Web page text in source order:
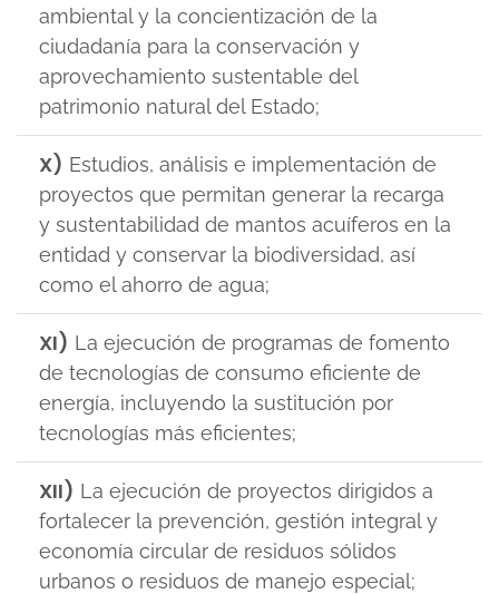
ambiental y la concientización de la
ciudadanía para la conservación y
aprovechamiento sustentable del
patrimonio natural del Estado;
X) Estudios, análisis e implementación de
proyectos que permitan generar la recarga
y sustentabilidad de mantos acuíferos en la
entidad y conservar la biodiversidad, así
como el ahorro de agua;
XI) La ejecución de programas de fomento
de tecnologías de consumo eficiente de
energía, incluyendo la sustitución por
tecnologías más eficientes;
XII) La ejecución de proyectos dirigidos a
fortalecer la prevención, gestión integral y
economía circular de residuos sólidos
urbanos o residuos de manejo especial;